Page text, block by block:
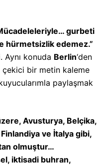
gurbeti
hürmetsizlik edemez.”
konuda Berlin‘den
çekici bir metin kaleme
paylaşmak
Avusturya, Belçika,
ve İtalya gibi,
olmuştur…
iktisadi buhran,